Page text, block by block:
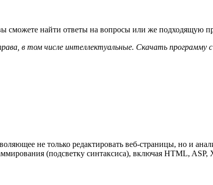
сможете найти ответы на вопросы или же подходящую
в том числе интеллектуальные. Скачать программу
не только редактировать веб-страницы, но и
(подсветку синтаксиса), включая HTML, ASP,